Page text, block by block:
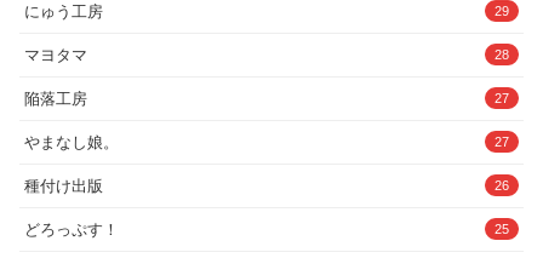
にゅう工房 29
マヨタマ 28
陥落工房 27
やまなし娘。 27
種付け出版 26
どろっぷす！ 25